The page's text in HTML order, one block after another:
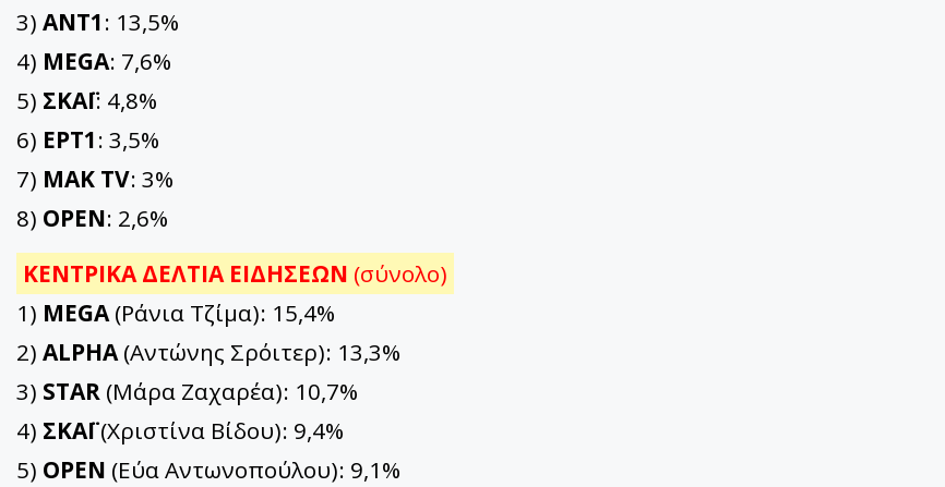
3) ΑΝΤ1: 13,5%
4) MEGA: 7,6%
5) ΣΚΑΪ: 4,8%
6) ΕΡΤ1: 3,5%
7) ΜΑΚ TV: 3%
8) OPEN: 2,6%
ΚΕΝΤΡΙΚΑ ΔΕΛΤΙΑ ΕΙΔΗΣΕΩΝ (σύνολο)
1) MEGA(Ράνια Τζίμα): 15,4%
2) ALPHA(Αντώνης Σρόιτερ): 13,3%
3) STAR (Μάρα Ζαχαρέα): 10,7%
4) ΣΚΑΪ(Χριστίνα Βίδου): 9,4%
5) OPEN (Εύα Αντωνοπούλου): 9,1%